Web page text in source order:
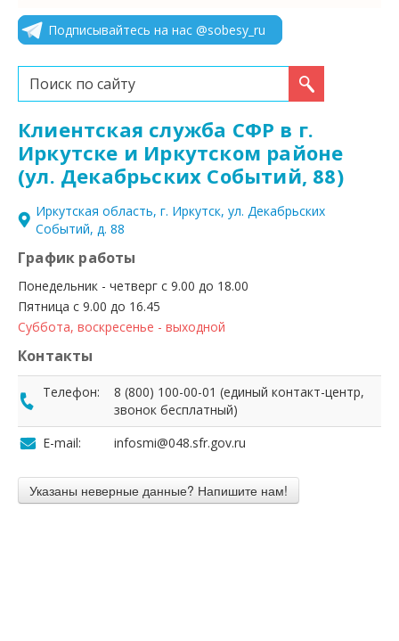
Подписывайтесь на нас @sobesy_ru
Искать...
Клиентская служба СФР в г.
Иркутске и Иркутском районе
(ул. Декабрьских Событий, 88)
Иркутская область, г. Иркутск, ул. Декабрьских
Событий, д. 88
График работы
Понедельник - четверг с 9.00 до 18.00
Пятница с 9.00 до 16.45
Суббота, воскресенье - выходной
Контакты
Телефон:
8 (800) 100-00-01 (единый контакт-центр,
звонок бесплатный)
E-mail:
infosmi@048.sfr.gov.ru